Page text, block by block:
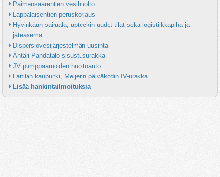
Paimensaarentien vesihuolto
Lappalaisentien peruskorjaus
Hyvinkään sairaala, apteekin uudet tilat sekä logistiikkapiha ja
jäteasema
Dispersiovesijärjestelmän uusinta
Ähtäri Pandatalo sisustusurakka
JV pumppaamoiden huoltoauto
Laitilan kaupunki, Meijerin päiväkodin IV-urakka
Lisää hankintailmoituksia